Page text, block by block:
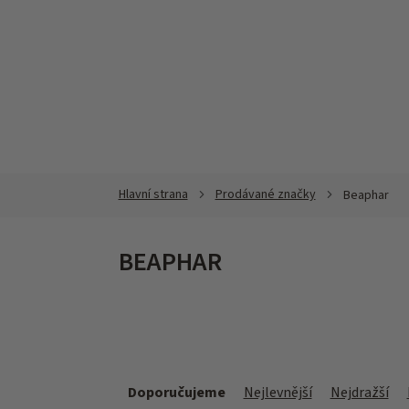
Prodávané značky Beaphar
BEAPHAR
Doporučujeme Nejlevnější Nejdražší